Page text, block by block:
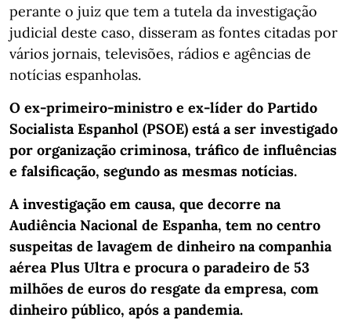
perante o juiz que tem a tutela da investigação
judicial deste caso, disseram as fontes citadas por
vários jornais, televisões, rádios e agências de
notícias espanholas.
O ex-primeiro-ministro e ex-líder do Partido
Socialista Espanhol (PSOE) está a ser investigado
por organização criminosa, tráfico de influências
e falsificação, segundo as mesmas notícias.
A investigação em causa, que decorre na
Audiência Nacional de Espanha, tem no centro
suspeitas de lavagem de dinheiro na companhia
aérea Plus Ultra e procura o paradeiro de 53
milhões de euros do resgate da empresa, com
dinheiro público, após a pandemia.